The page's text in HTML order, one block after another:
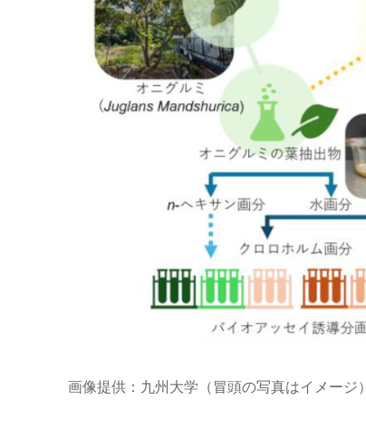
画像提供：九州大学（冒頭の写真はイメージ）